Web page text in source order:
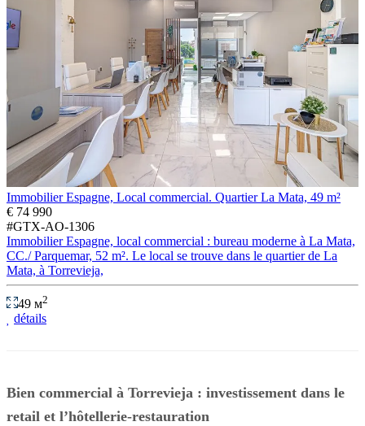
Immobilier Espagne, Local commercial. Quartier La Mata, 49 m²
€ 74 990
#GTX-AO-1306
Immobilier Espagne, local commercial : bureau moderne à La Mata,
CC./ Parquemar, 52 m². Le local se trouve dans le quartier de La
Mata, à Torrevieja,
49 м2
détails
Bien commercial à Torrevieja : investissement dans le
retail et l’hôtellerie-restauration